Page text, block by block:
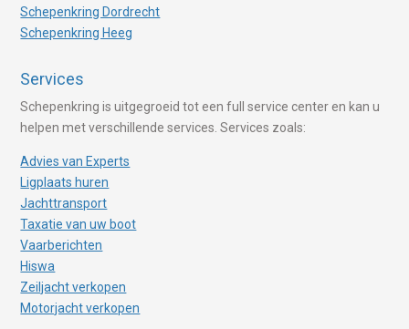
Schepenkring Dordrecht
Schepenkring Heeg
Services
Schepenkring is uitgegroeid tot een full service center en kan u
helpen met verschillende services. Services zoals:
Advies van Experts
Ligplaats huren
Jachttransport
Taxatie van uw boot
Vaarberichten
Hiswa
Zeiljacht verkopen
Motorjacht verkopen